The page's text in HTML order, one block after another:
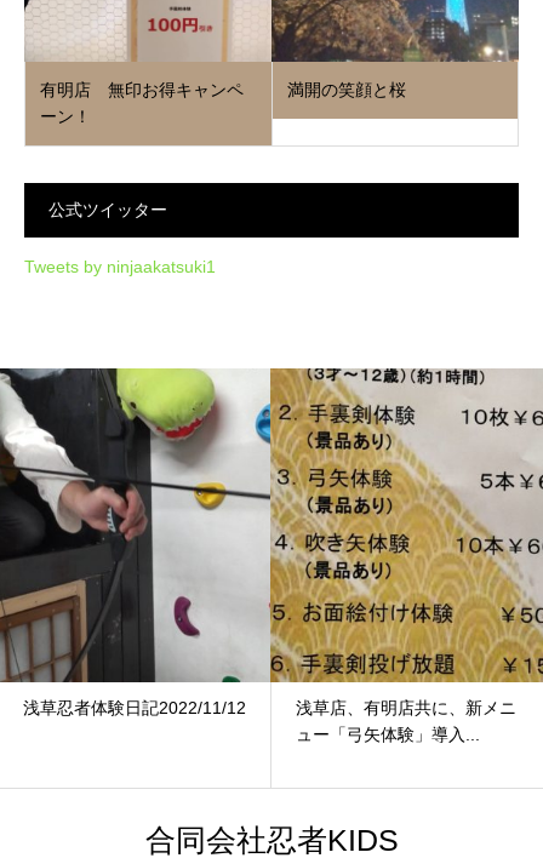
有明店 無印お得キャンペ
ーン！
満開の笑顔と桜
公式ツイッター
Tweets by ninjaakatsuki1
浅草忍者体験日記2022/11/12
浅草店、有明店共に、新メニ
ュー「弓矢体験」導入...
合同会社忍者KIDS